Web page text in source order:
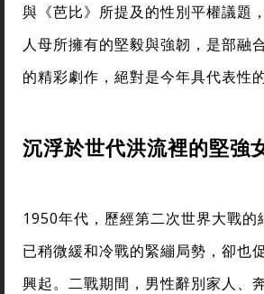
與《芭比》所提及的性別平權議題
人母所擁有的堅毅與強韌，是部融
的精彩劇作，絕對是今年具代表性的
沉浮於世代洪流裡的堅強
1950年代，歷經第二次世界大戰的
已稍微緩和冷戰的緊繃局勢，卻也
興起。二戰期間，男性辭別家人、